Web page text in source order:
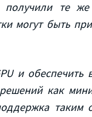
получили те же
могут быть
и обеспечить
как
таким